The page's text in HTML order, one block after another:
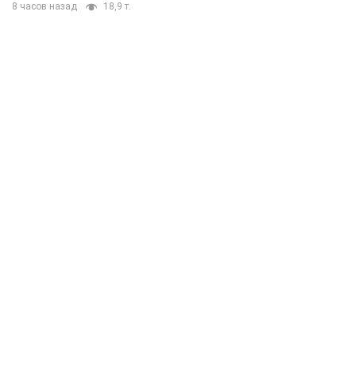
8 часов назад 18,9 т.